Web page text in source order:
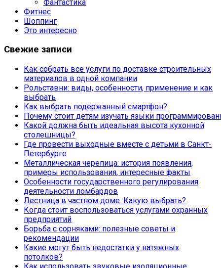
Фантастика
Фитнес
Шоппинг
Это интересно
Свежие записи
Как собрать все услуги по доставке строительных
материалов в одной компании
Рольставни: виды, особенности, применение и как
выбрать
Как выбрать подержанный смартфон?
Почему стоит детям изучать языки
Какой должна быть идеальная высота кухонной
столешницы?
Где провести выходные вместе с детьми в Санкт-
Петербурге
Металлическая черепица: история появления,
примеры использования, интересные факты
Особенности государственного регулирования
деятельности ломбардов
Лестница в частном доме. Какую выбрать?
Когда стоит воспользоваться услугами охранных
предприятий
Борьба с сорняками: полезные советы и
рекомендации
Какие могут быть недостатки у натяжных
потолков?